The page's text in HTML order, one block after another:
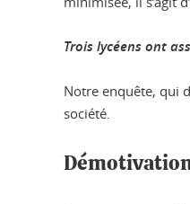
Trois lycéens ont
Notre enquête, qui
société.